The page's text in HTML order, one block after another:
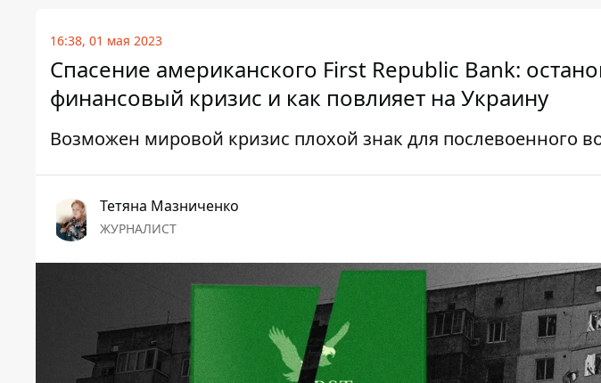
16:38, 01 мая 2023
Спасение американского First Republic Bank:
финансовый кризис и как повлияет на Украину
Возможен мировой кризис плохой знак для послевоенного
Тетяна Мазниченко
ЖУРНАЛИСТ